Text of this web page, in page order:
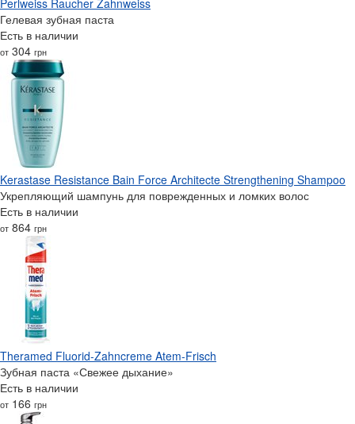
Гелевая зубная паста
Есть в наличии
от 304 грн
Kerastase Resistance Bain Force Architecte Strengthening Shampoo
Укрепляющий шампунь для поврежденных и ломких волос
Есть в наличии
от 864 грн
Theramed Fluorid-Zahncreme Atem-Frisch
Зубная паста «Свежее дыхание»
Есть в наличии
от 166 грн